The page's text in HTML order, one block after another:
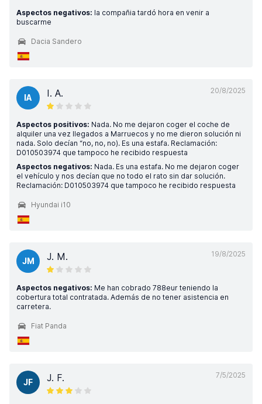
Aspectos negativos: la compañia tardó hora en venir a
buscarme
Dacia Sandero
20/8/2025
IA I. A.
Aspectos positivos: Nada. No me dejaron coger el coche de
alquiler una vez llegados a Marruecos y no me dieron solución ni
nada. Solo decían “no, no, no). Es una estafa. Reclamación:
D010503974 que tampoco he recibido respuesta
Aspectos negativos: Nada. Es una estafa. No me dejaron coger
el vehículo y nos decían que no todo el rato sin dar solución.
Reclamación: D010503974 que tampoco he recibido respuesta
Hyundai i10
19/8/2025
JM J. M.
Aspectos negativos: Me han cobrado 788eur teniendo la
cobertura total contratada. Además de no tener asistencia en
carretera.
Fiat Panda
7/5/2025
JF J. F.